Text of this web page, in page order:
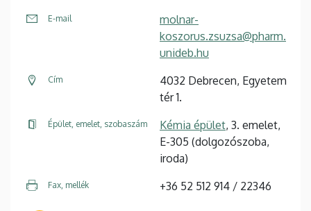
E-mail
molnar-
koszorus.zsuzsa@pharm.
unideb.hu
Cím
4032 Debrecen, Egyetem
tér 1.
Épület, emelet, szobaszám Kémia épület, 3. emelet,
E-305 (dolgozószoba,
iroda)
Fax, mellék +36 52 512 914 / 22346